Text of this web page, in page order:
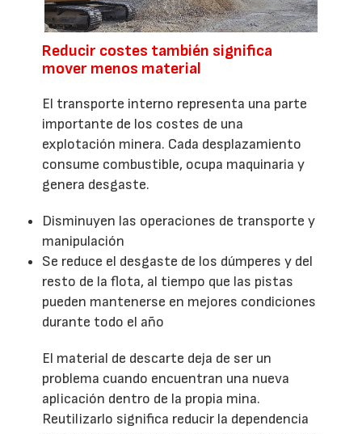
Reducir costes también significa
mover menos material
El transporte interno representa una parte
importante de los costes de una
explotación minera. Cada desplazamiento
consume combustible, ocupa maquinaria y
genera desgaste.
Disminuyen las operaciones de transporte y
manipulación
Se reduce el desgaste de los dúmperes y del
resto de la flota, al tiempo que las pistas
pueden mantenerse en mejores condiciones
durante todo el año
El material de descarte deja de ser un
problema cuando encuentran una nueva
aplicación dentro de la propia mina.
Reutilizarlo significa reducir la dependencia